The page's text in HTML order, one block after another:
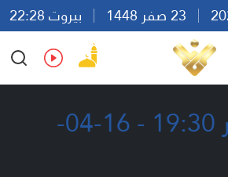
بيروت 22:28
Ar
En Fr Es
نشرة أخبار 19:30 - 16-04-